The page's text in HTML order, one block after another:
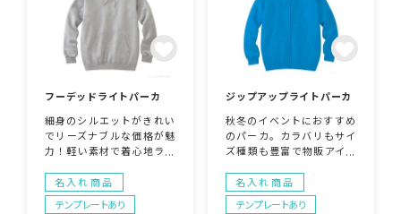
フーデッドライトパーカ
細身のシルエットがきれい
でリーズナブルな価格が魅
力！軽い素材で着心地ライ
名入れ商品
テンプレートあり
ジップアップライトパーカ
秋冬のイベントにおすすめ
のパーカ。カラバリもサイ
ズ種類も豊富で物販アイテ
のセット買いも期待できま
す。
名入れ商品
テンプレートあり